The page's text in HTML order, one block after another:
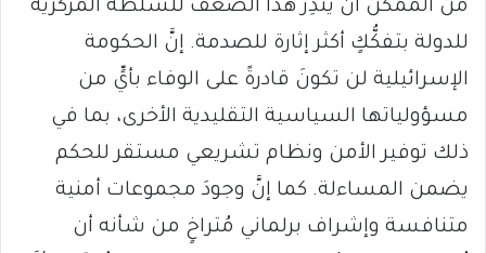
من الممكن أن يُنذِرَ هذا الضعف للسلطة المركزية
للدولة بتفكُّكٍ أكثر إثارة للصدمة. إنَّ الحكومة
الإسرائيلية لن تكونَ قادرةً على الوفاء بأيٍّ من
مسؤولياتها السياسية التقليدية الأخرى، بما في
ذلك توفير الأمن ونظام تشريعي مستقر للحكم
يضمن المساءلة. كما إنَّ وجودَ مجموعات أمنية
متنافسة وإشراف برلماني مُتراخٍ من شأنه أن